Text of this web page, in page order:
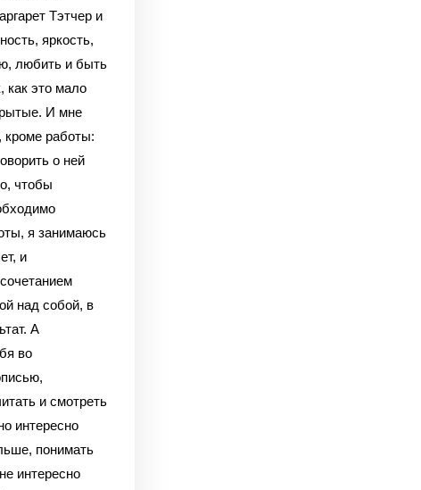
Тэтчер и
яркость,
любить и быть
как это мало
И мне
кроме работы:
о ней
чтобы
я занимаюсь
и
над собой, в
А
во
и смотреть
интересно
понимать
интересно